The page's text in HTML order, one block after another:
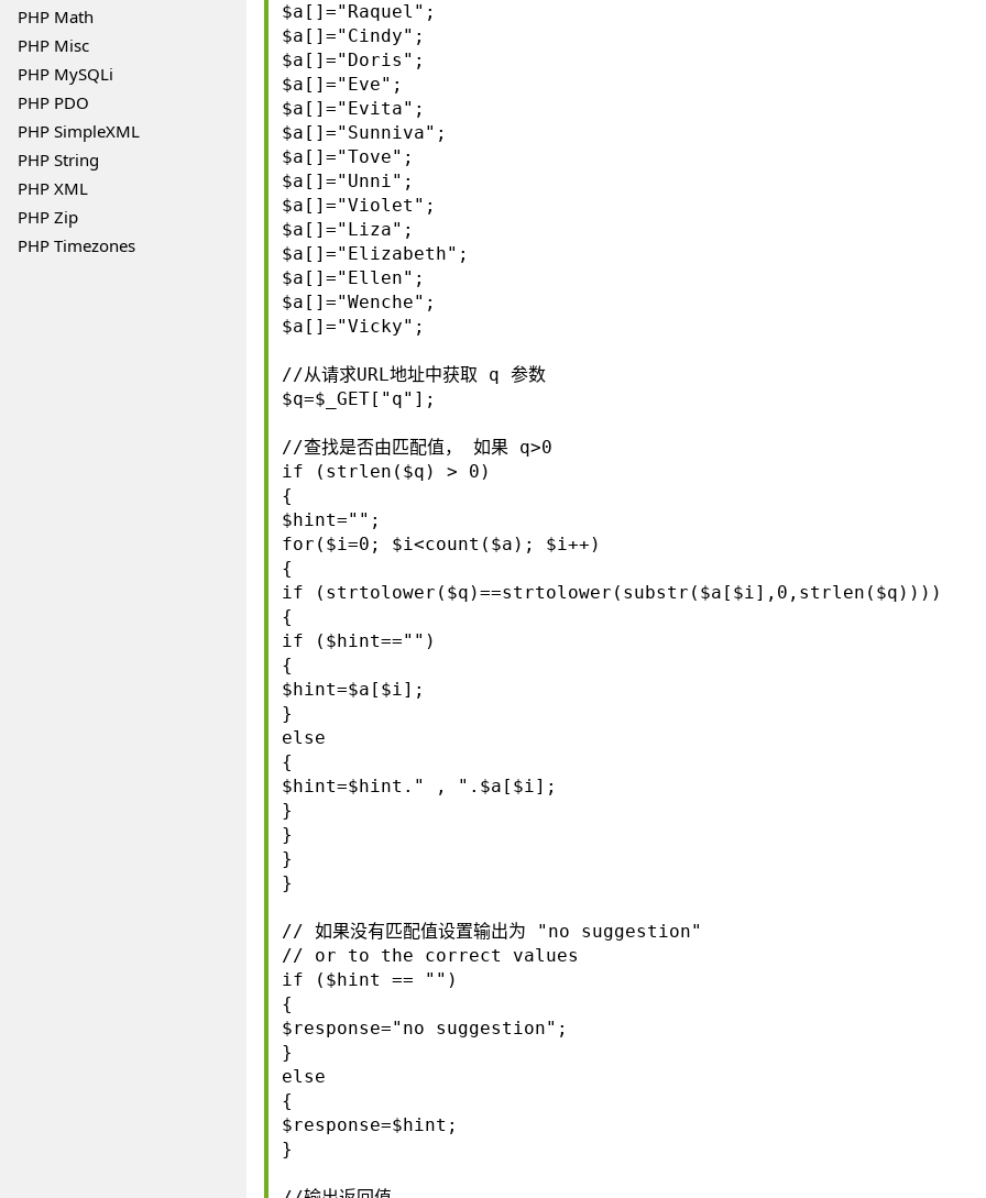
PHP Math
PHP Misc
PHP MySQLi
PHP PDO
PHP SimpleXML
PHP String
PHP XML
PHP Zip
PHP Timezones
$a[]="Raquel";
$a[]="Cindy";
$a[]="Doris";
$a[]="Eve";
$a[]="Evita";
$a[]="Sunniva";
$a[]="Tove";
$a[]="Unni";
$a[]="Violet";
$a[]="Liza";
$a[]="Elizabeth";
$a[]="Ellen";
$a[]="Wenche";
$a[]="Vicky";
//从请求URL地址中获取 q 参数
$q=$_GET["q"];
//查找是否由匹配值， 如果 q>0
if (strlen($q) > 0)
{
$hint="";
for($i=0; $i<count($a); $i++)
{
if (strtolower($q)==strtolower(substr($a[$i],0,strlen($q))))
{
if ($hint=="")
{
$hint=$a[$i];
}
else
{
$hint=$hint." , ".$a[$i];
}
}
}
}
// 如果没有匹配值设置输出为 "no suggestion"
// or to the correct values
if ($hint == "")
{
$response="no suggestion";
}
else
{
$response=$hint;
}